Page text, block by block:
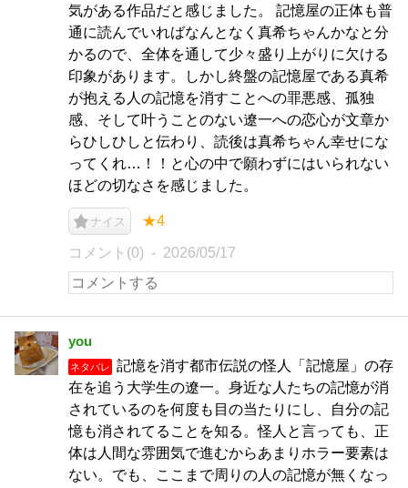
気がある作品だと感じました。 記憶屋の正体も普
通に読んでいればなんとなく真希ちゃんかなと分
かるので、全体を通して少々盛り上がりに欠ける
印象があります。しかし終盤の記憶屋である真希
が抱える人の記憶を消すことへの罪悪感、孤独
感、そして叶うことのない遼一への恋心が文章か
らひしひしと伝わり、読後は真希ちゃん幸せにな
ってくれ…！！と心の中で願わずにはいられない
ほどの切なさを感じました。
ナイス ★4
コメント(0) 2026/05/17
you
ネタバレ
記憶を消す都市伝説の怪人「記憶屋」の存
在を追う大学生の遼一。身近な人たちの記憶が消
されているのを何度も目の当たりにし、自分の記
憶も消されてることを知る。怪人と言っても、正
体は人間な雰囲気で進むからあまりホラー要素は
ない。でも、ここまで周りの人の記憶が無くなっ